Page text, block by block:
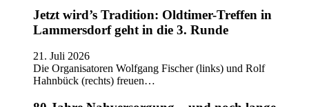
Jetzt wird’s Tradition: Oldtimer-Treffen in
Lammersdorf geht in die 3. Runde
21. Juli 2026
Die Organisatoren Wolfgang Fischer (links) und Rolf
Hahnbück (rechts) freuen…